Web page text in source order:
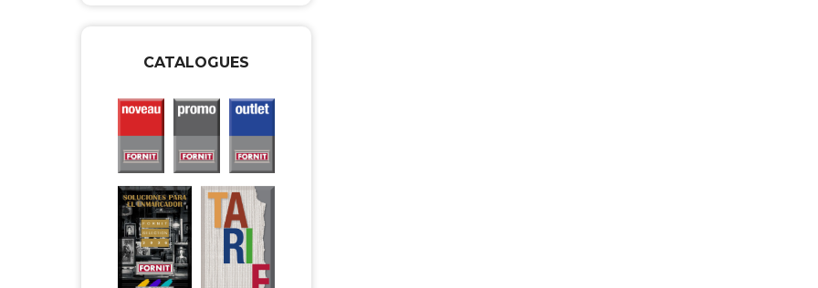
CATALOGUES